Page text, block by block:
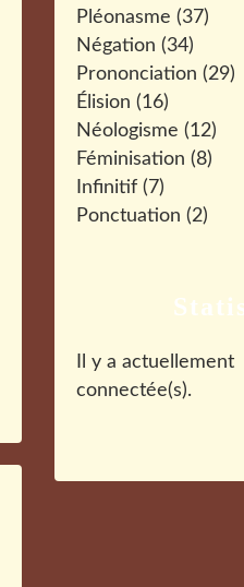
Pléonasme (37)
Négation (34)
Prononciation (29)
Élision (16)
Néologisme (12)
Féminisation (8)
Infinitif (7)
Ponctuation (2)
Il y a actuellement
connectée(s).